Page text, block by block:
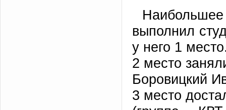
выполнил
у него 1
2 место
Боровицкий
3 место